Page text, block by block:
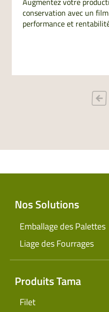
conservation avec un
performance et
Nos Solutions
Emballage des Palettes
Liage des Fourrages
Produits Tama
Filet